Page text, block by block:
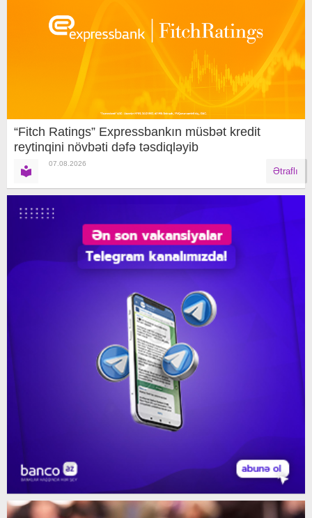
“Fitch Ratings” Expressbankın müsbət kredit
reytinqini növbəti dəfə təsdiqləyib
07.08.2026
Ətraflı